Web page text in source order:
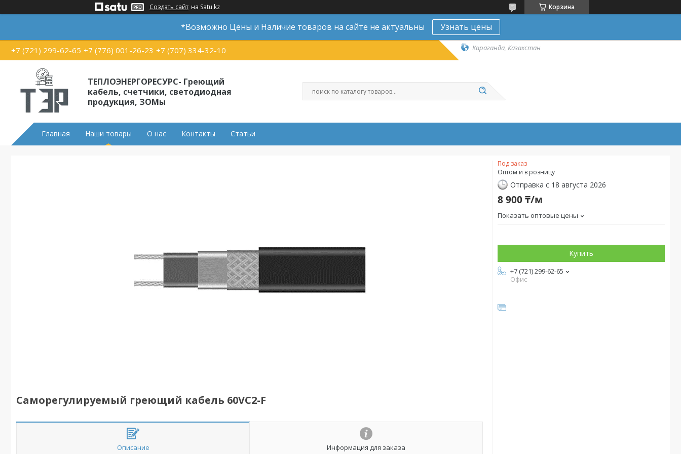
Создать сайт на Satu.kz Корзина
*Возможно Цены и Наличие товаров на сайте не актуальны Узнать цены
+7 (721) 299-62-65 +7 (776) 001-26-23 +7 (707) 334-32-10 Караганда, Казахстан
ТЕПЛОЭНЕРГОРЕСУРС- Греющий
кабель, счетчики, светодиодная
продукция, ЗОМы
Главная Наши товары О нас Контакты Статьи
Саморегулируемый греющий кабель 60VC2-F
Описание Информация для заказа
Под заказ
Оптом и в розницу
Отправка с 18 августа 2026
8 900 ₸/м
Показать оптовые цены
Купить
+7 (721) 299-62-65
Офис